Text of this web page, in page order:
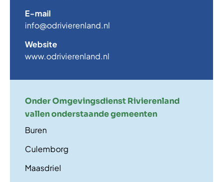
E-mail
info@odrivierenland.nl
Website
www.odrivierenland.nl
Onder Omgevingsdienst Rivierenland
vallen onderstaande gemeenten
Buren
Culemborg
Maasdriel